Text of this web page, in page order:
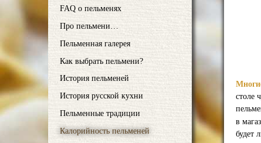
FAQ о пельменях
Про пельмени…
Пельменная галерея
Как выбрать пельмени?
История пельменей
История русской кухни
Пельменные традиции
Калорийность пельменей
столе
в
будет